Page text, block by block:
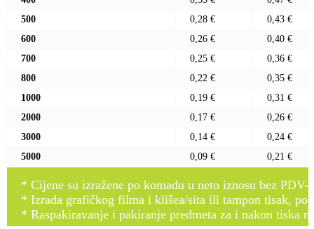
500
0,28 €
0,43 €
600
0,26 €
0,40 €
700
0,25 €
0,36 €
800
0,22 €
0,35 €
1000
0,19 €
0,31 €
2000
0,17 €
0,26 €
3000
0,14 €
0,24 €
5000
0,09 € 0,21 €
* Cijene su izražene po komadu u neto iznosu bez PDV-
* Izrada grafičkog filma i klišea/sita ili tampon tisak, po
* Raspakiravanje i pakiranje predmeta za i nakon tiska